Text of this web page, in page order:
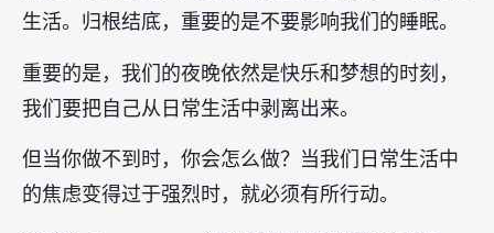
生活。归根结底，重要的是不要影响我们的睡眠。
重要的是，我们的夜晚依然是快乐和梦想的时刻，
我们要把自己从日常生活中剥离出来。
但当你做不到时，你会怎么做？当我们日常生活中
的焦虑变得过于强烈时，就必须有所行动。